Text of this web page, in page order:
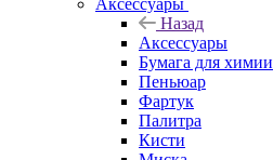
Аксессуары
Назад
Аксессуары
Бумага для химии
Пеньюар
Фартук
Палитра
Кисти